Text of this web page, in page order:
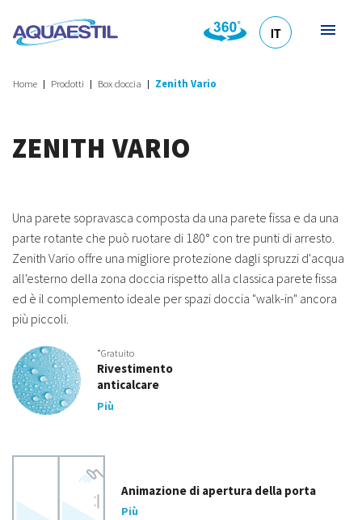
IT
Home Prodotti Box doccia Zenith Vario
ZENITH VARIO
Una parete sopravasca composta da una parete fissa e da una
parte rotante che può ruotare di 180° con tre punti di arresto.
Zenith Vario offre una migliore protezione dagli spruzzi d'acqua
all'esterno della zona doccia rispetto alla classica parete fissa
ed è il complemento ideale per spazi doccia "walk-in" ancora
più piccoli.
*Gratuito
Rivestimento
anticalcare
Più
Animazione di apertura della porta
Più